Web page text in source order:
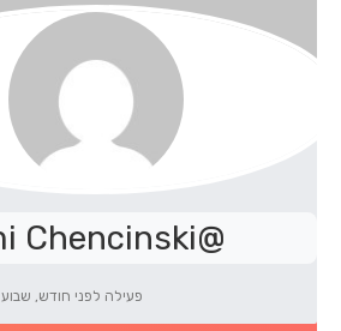
@Neomi Chencinski
פעילה לפני חודש, שבוע